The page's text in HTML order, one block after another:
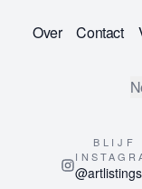
Over Contact
BLIJF
@artlistings